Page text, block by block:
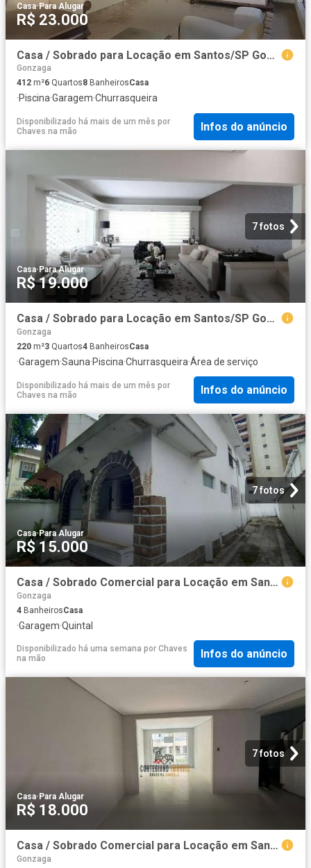
Casa·Para Alugar
R$ 23.000
Casa / Sobrado para Locação em Santos/SP Gonzaga 6 Quartos
Gonzaga
412 m²6 Quartos8 BanheirosCasa
·Piscina·Garagem·Churrasqueira
Disponibilizado há mais de um mês por
Chaves na mão
Infos do anúncio
7 fotos
Casa· Para Alugar
R$ 19.000
Casa / Sobrado para Locação em Santos/SP Gonzaga 3 Quartos
Gonzaga
220 m²3 Quartos4 BanheirosCasa
·Garagem·Sauna·Piscina·Churrasqueira·Área de serviço
Disponibilizado há mais de um mês por
Chaves na mão
Infos do anúncio
7 fotos
Casa·Para Alugar
R$ 15.000
Casa / Sobrado Comercial para Locação em Santos/SP Gonzaga
Gonzaga
4 BanheirosCasa
·Garagem·Quintal
Disponibilizado há uma semana por Chaves
na mão
Infos do anúncio
7 fotos
Casa· Para Alugar
R$ 18.000
Casa / Sobrado Comercial para Locação em Santos/SP Gonzaga
Gonzaga